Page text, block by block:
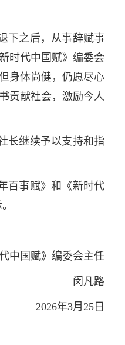
下之后，从事辞赋事
时代中国赋》编委会
身体尚健，仍愿尽心
贡献社会，激励今人
长继续予以支持和指
百事赋》和《新时代
代中国赋》编委会主任
闵凡路
2026年3月25日